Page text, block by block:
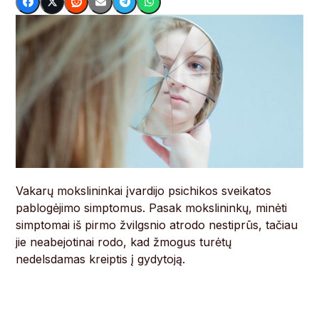
Vakarų mokslininkai įvardijo psichikos sveikatos
pablogėjimo simptomus. Pasak mokslininkų, minėti
simptomai iš pirmo žvilgsnio atrodo nestiprūs, tačiau
jie neabejotinai rodo, kad žmogus turėtų
nedelsdamas kreiptis į gydytoją.